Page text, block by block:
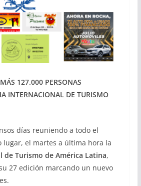
127.000 PERSONAS
INTERNACIONAL DE TURISMO
días reuniendo a todo el
lugar, el martes a última hora la
de Turismo de América Latina,
27 edición marcando un nuevo